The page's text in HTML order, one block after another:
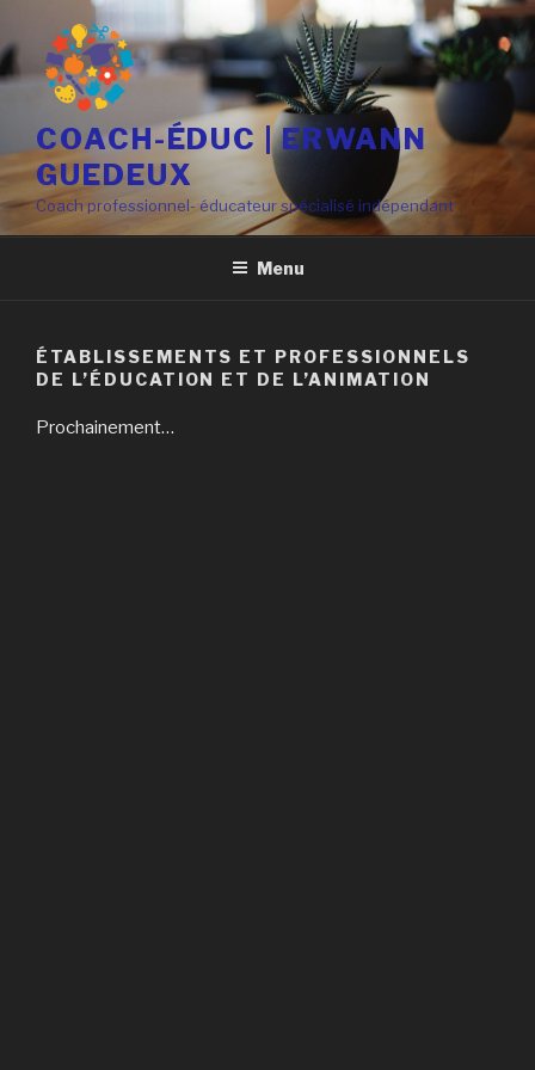
au
contenu
principal
COACH-ÉDUC | ERWANN
GUEDEUX
Coach professionnel- éducateur spécialisé indépendant
Menu
ÉTABLISSEMENTS ET PROFESSIONNELS
DE L’ÉDUCATION ET DE L’ANIMATION
Prochainement…